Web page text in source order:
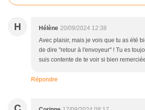
H Hélène 20/09/2024 12:38
Avec plaisir, mais je vois que tu as été
de dire "retour à l'envoyeur" ! Tu es
suis contente de te voir si bien
Répondre